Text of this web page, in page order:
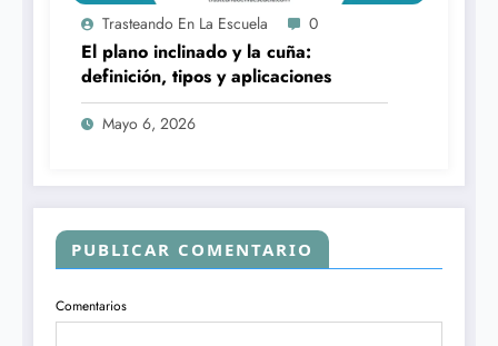
Trasteando En La Escuela 0
El plano inclinado y la cuña:
definición, tipos y aplicaciones
Mayo 6, 2026
PUBLICAR COMENTARIO
Comentarios